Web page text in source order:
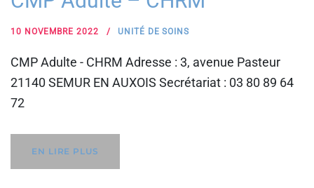
10 NOVEMBRE 2022 UNITÉ DE SOINS
CMP Adulte - CHRM Adresse : 3, avenue Pasteur
21140 SEMUR EN AUXOIS Secrétariat : 03 80 89 64
72
EN LIRE PLUS